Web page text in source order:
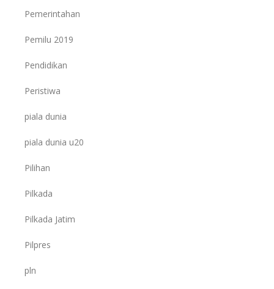
Pemerintahan
Pemilu 2019
Pendidikan
Peristiwa
piala dunia
piala dunia u20
Pilihan
Pilkada
Pilkada Jatim
Pilpres
pln